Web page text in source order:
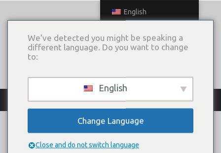
Archive
English
We've detected you might be speaking a
different language. Do you want to change
to:
English
Change Language
Close and do not switch language